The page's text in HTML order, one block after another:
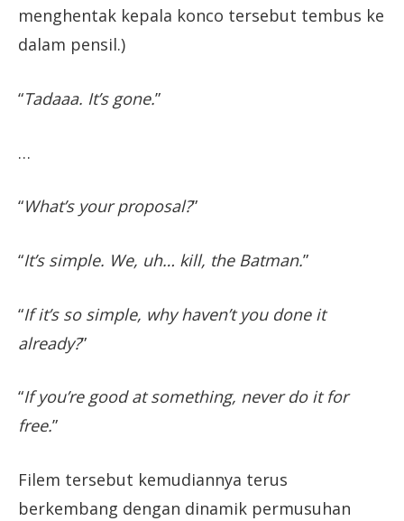
menghentak kepala konco tersebut tembus ke
dalam pensil.)
“Tadaaa. It’s gone.”
…
“What’s your proposal?”
“It’s simple. We, uh… kill, the Batman.”
“If it’s so simple, why haven’t you done it
already?”
“If you’re good at something, never do it for
free.”
Filem tersebut kemudiannya terus
berkembang dengan dinamik permusuhan